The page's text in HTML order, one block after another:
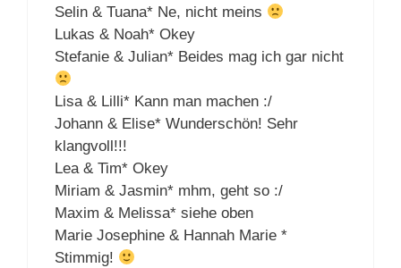
Selin & Tuana* Ne, nicht meins
Lukas & Noah* Okey
Stefanie & Julian* Beides mag ich gar nicht
Lisa & Lilli* Kann man machen :/
Johann & Elise* Wunderschön! Sehr
klangvoll!!!
Lea & Tim* Okey
Miriam & Jasmin* mhm, geht so :/
Maxim & Melissa* siehe oben
Marie Josephine & Hannah Marie *
Stimmig!